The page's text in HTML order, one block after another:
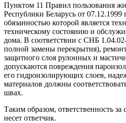
Пунктом 11 Правил пользования
Республики Беларусь от 07.12.1999
обязанностью которой является
техническому состоянию и
дома. В соответствии с СНБ
полной замены перекрытия),
защитного слоя рулонных и
допускаются повреждения
его гидроизолирующих слоев,
материалов должны
швах.
Таким образом, ответственность
несет ответчик.